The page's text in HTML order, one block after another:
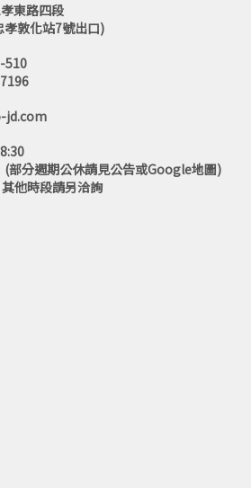
東路四段
敦化站7號出口)
510
jd.com
(部分週期公休請見公告或Google地圖)
他時段請另洽詢